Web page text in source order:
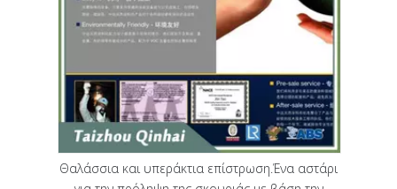
Θαλάσσια και υπεράκτια επίστρωση.Ένα αστάρι